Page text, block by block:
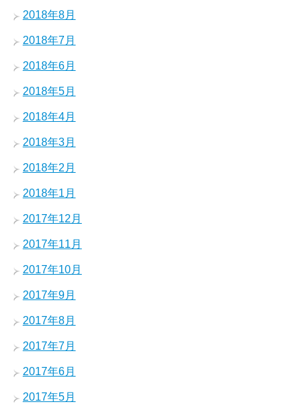
2018年8月
2018年7月
2018年6月
2018年5月
2018年4月
2018年3月
2018年2月
2018年1月
2017年12月
2017年11月
2017年10月
2017年9月
2017年8月
2017年7月
2017年6月
2017年5月